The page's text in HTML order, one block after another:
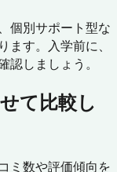
個別サポート型な
す。入学前に、
しましょう。
て比較し
ミ数や評価傾向を